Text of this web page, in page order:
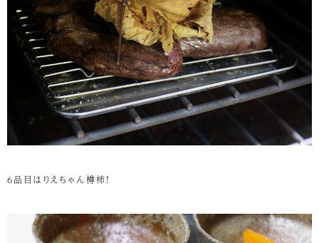
6品目はりえちゃん樽柿！